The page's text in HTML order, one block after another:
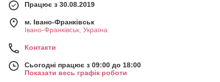
Працює з 30.08.2019
м. Івано-Франківськ
Івано-Франківськ, Україна
Контакти
Сьогодні працює з 09:00 до 18:00
Показати весь графік роботи